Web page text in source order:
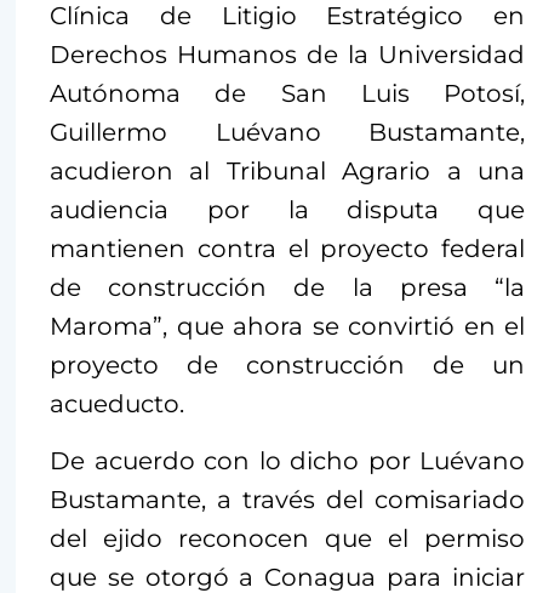
Clínica de Litigio Estratégico en
Derechos Humanos de la Universidad
Autónoma de San Luis Potosí,
Guillermo Luévano Bustamante,
acudieron al Tribunal Agrario a una
audiencia por la disputa que
mantienen contra el proyecto federal
de construcción de la presa “la
Maroma”, que ahora se convirtió en el
proyecto de construcción de un
acueducto.
De acuerdo con lo dicho por Luévano
Bustamante, a través del comisariado
del ejido reconocen que el permiso
que se otorgó a Conagua para iniciar